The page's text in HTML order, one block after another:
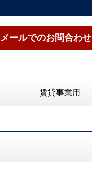
メールでのお問合わせ
賃貸事業用